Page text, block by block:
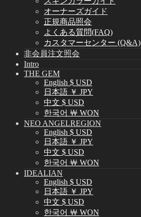
オーナーズガイド
正規商品照会
よくある質問(FAQ)
カスタマーセンター (Q&A)
非会員注文照会
Intro
THE GEM
English $ USD
日本語 ￥ JPY
中文 $ USD
한국어 ￦ WON
NEO ANGELREGION
English $ USD
日本語 ￥ JPY
中文 $ USD
한국어 ￦ WON
IDEALIAN
English $ USD
日本語 ￥ JPY
中文 $ USD
한국어 ￦ WON